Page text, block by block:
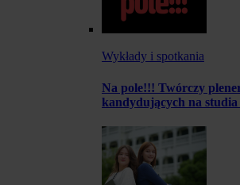
Wykłady i spotkania
Na pole!!! Twórczy
kandydujących na